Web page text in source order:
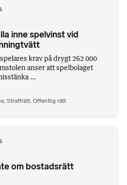
inne spelvinst vid
krav på drygt 262 000
anser att spelbolaget
...
Straffrätt Offentlig rätt
om bostadsrätt